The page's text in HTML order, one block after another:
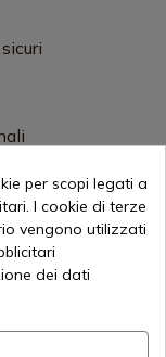
per scopi legati a
I cookie di terze
vengono utilizzati
dei dati